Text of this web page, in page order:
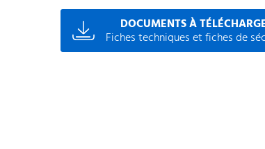
DOCUMENTS À
Fiches techniques et fiches de